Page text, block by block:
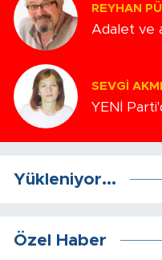
REYHAN
Adalet ve
SEVGI
YENİ
Yükleniyor...
Özel Haber